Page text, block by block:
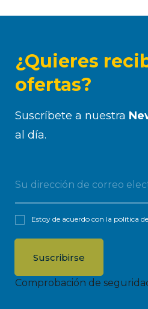
¿Quieres
ofertas?
Suscríbete a nuestra
al día.
Estoy de acuerdo con la política
Comprobación de